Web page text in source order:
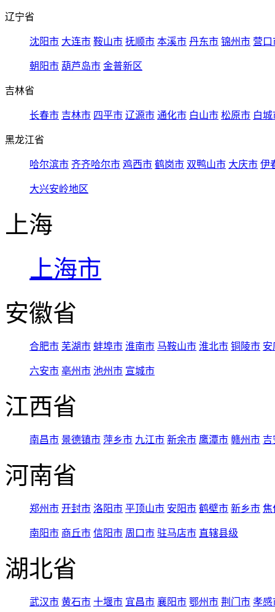
辽宁省
沈阳市 大连市 鞍山市 抚顺市 本溪市 丹东市 锦州市 营口
朝阳市 葫芦岛市 金普新区
吉林省
长春市 吉林市 四平市 辽源市 通化市 白山市 松原市 白城
黑龙江省
哈尔滨市 齐齐哈尔市 鸡西市 鹤岗市 双鸭山市 大庆市 伊
大兴安岭地区
上海
上海市
安徽省
合肥市 芜湖市 蚌埠市 淮南市 马鞍山市 淮北市 铜陵市 安
六安市 亳州市 池州市 宣城市
江西省
南昌市 景德镇市 萍乡市 九江市 新余市 鹰潭市 赣州市 吉
河南省
郑州市 开封市 洛阳市 平顶山市 安阳市 鹤壁市 新乡市 焦
南阳市 商丘市 信阳市 周口市 驻马店市 直辖县级
湖北省
武汉市 黄石市 十堰市 宜昌市 襄阳市 鄂州市 荆门市 孝感